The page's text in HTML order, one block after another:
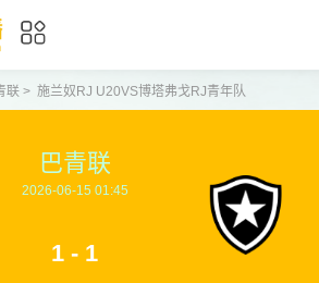
联> 施兰奴RJ U20VS博塔弗戈RJ青年队
巴青联
2026-06-15 01:45
1 - 1